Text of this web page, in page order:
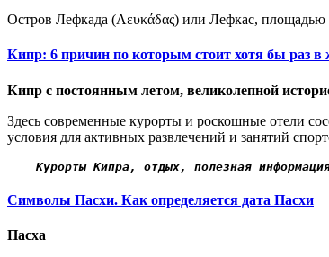
Остров Лефкада (Λευκάδας) или Лефкас, площадью
Кипр: 6 причин по которым стоит хотя бы раз в
Кипр с постоянным летом, великолепной
Здесь современные курорты и роскошные отели
условия для активных развлечений и занятий
Курорты Кипра, отдых, полезная
Символы Пасхи. Как определяется дата Пасхи
Пасха